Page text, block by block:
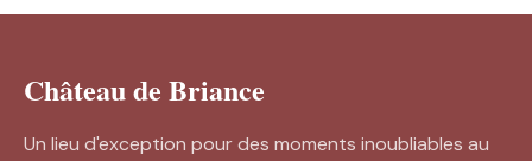
Château de Briance
Un lieu d'exception pour des moments inoubliables au